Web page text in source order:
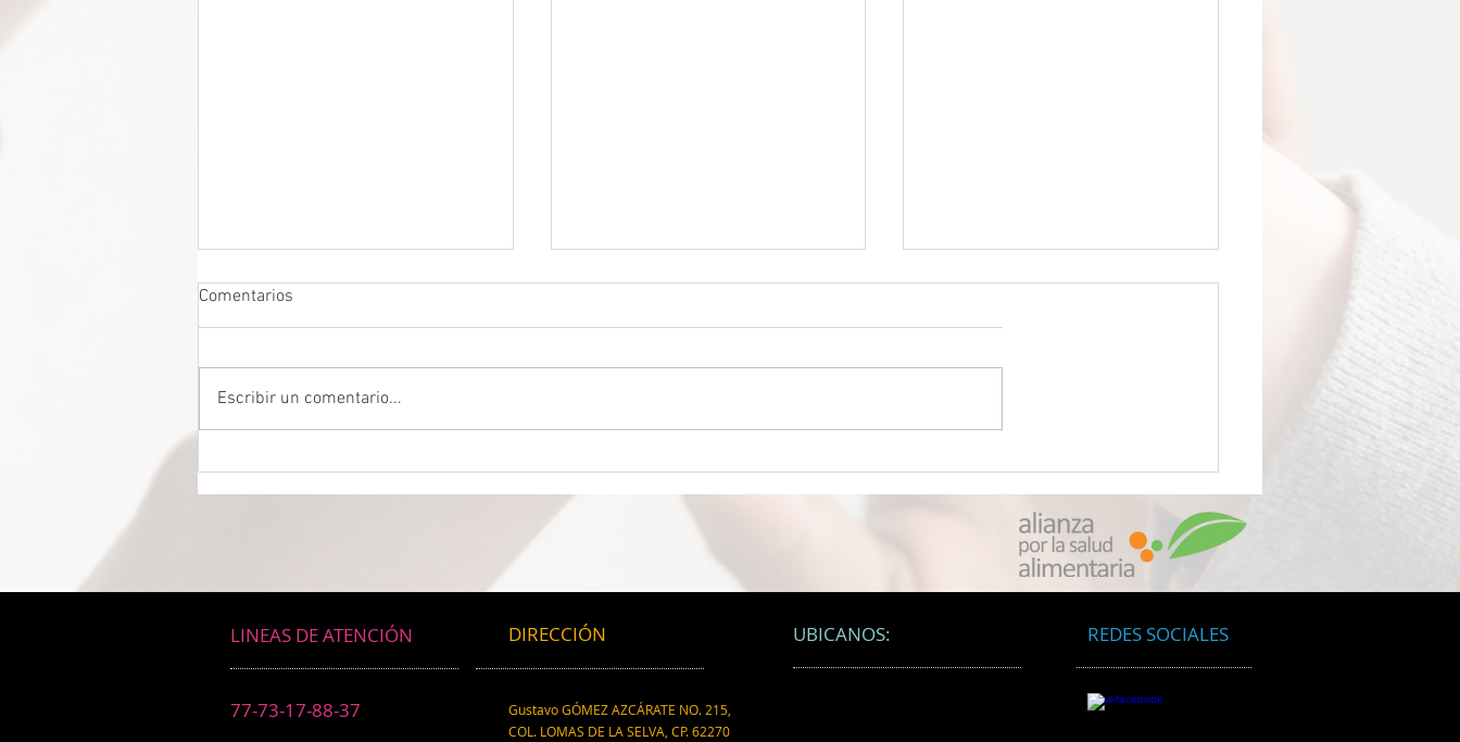
descubren que su
empaquetado de alimentos le
está envenenando con
partículas de plástico
microscópicas
Comentarios
Escribir un comentario...
LINEAS DE ATENCIÓN
77-73-17-88-37
DIRECCIÓN
Gustavo GÓMEZ AZCÁRATE NO. 215,
COL. LOMAS DE LA SELVA, CP. 62270
UBICANOS: REDES SOCIALES